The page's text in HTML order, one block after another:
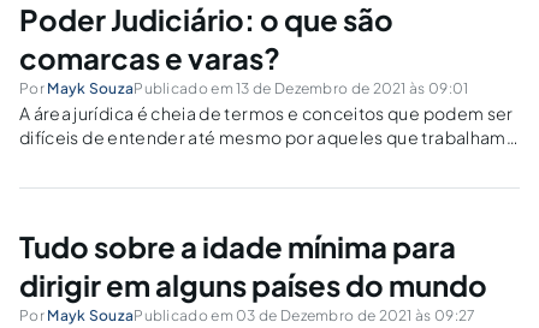
Poder Judiciário: o que são
comarcas e varas?
Por Mayk SouzaPublicado em 13 de Dezembro de 2021 às 09:01
A área jurídica é cheia de termos e conceitos que podem ser
difíceis de entender até mesmo por aqueles que trabalham
famosos concurseiros, precisam sempre estudar e revisar
Tudo sobre a idade mínima para
dirigir em alguns países do mundo
Por Mayk SouzaPublicado em 03 de Dezembro de 2021 às 09:27